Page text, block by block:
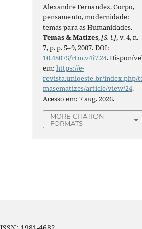
Alexandre Fernandez. Corpo,
pensamento, modernidade:
temas para as Humanidades.
Temas & Matizes,[S. l.], v. 4, n.
7, p. p. 5–9, 2007. DOI:
10.48075/rtm.v4i7.24.
em:https://e-
revista.unioeste.br/index.php/
masematizes/article/view/24.
Acesso em: 7 aug. 2026.
MORE CITATION
FORMATS